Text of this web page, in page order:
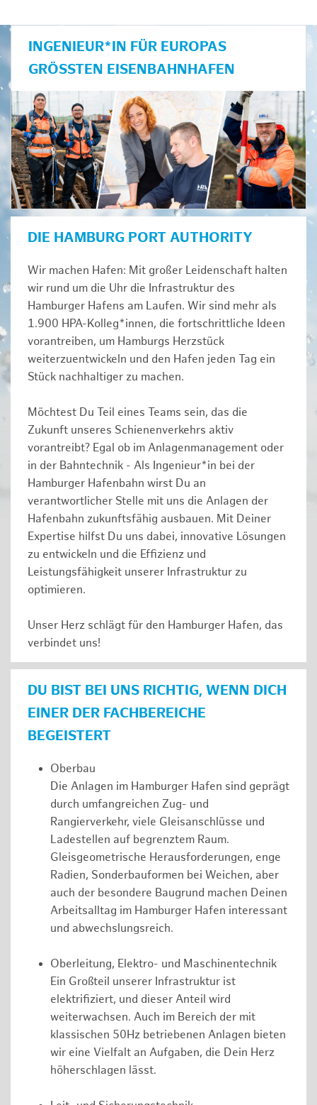
INGENIEUR*IN FÜR EUROPAS
GRÖSSTEN EISENBAHNHAFEN
DIE HAMBURG PORT AUTHORITY
Wir machen Hafen: Mit großer Leidenschaft halten
wir rund um die Uhr die Infrastruktur des
Hamburger Hafens am Laufen. Wir sind mehr als
1.900 HPA-Kolleg*innen, die fortschrittliche Ideen
vorantreiben, um Hamburgs Herzstück
weiterzuentwickeln und den Hafen jeden Tag ein
Stück nachhaltiger zu machen.
Möchtest Du Teil eines Teams sein, das die
Zukunft unseres Schienenverkehrs aktiv
vorantreibt? Egal ob im Anlagenmanagement oder
in der Bahntechnik - Als Ingenieur*in bei der
Hamburger Hafenbahn wirst Du an
verantwortlicher Stelle mit uns die Anlagen der
Hafenbahn zukunftsfähig ausbauen. Mit Deiner
Expertise hilfst Du uns dabei, innovative Lösungen
zu entwickeln und die Effizienz und
Leistungsfähigkeit unserer Infrastruktur zu
optimieren.
Unser Herz schlägt für den Hamburger Hafen, das
verbindet uns!
DU BIST BEI UNS RICHTIG, WENN DICH
EINER DER FACHBEREICHE
BEGEISTERT
Oberbau
Die Anlagen im Hamburger Hafen sind geprägt
durch umfangreichen Zug- und
Rangierverkehr, viele Gleisanschlüsse und
Ladestellen auf begrenztem Raum.
Gleisgeometrische Herausforderungen, enge
Radien, Sonderbauformen bei Weichen, aber
auch der besondere Baugrund machen Deinen
Arbeitsalltag im Hamburger Hafen interessant
und abwechslungsreich.
Oberleitung, Elektro- und Maschinentechnik
Ein Großteil unserer Infrastruktur ist
elektrifiziert, und dieser Anteil wird
weiterwachsen. Auch im Bereich der mit
klassischen 50Hz betriebenen Anlagen bieten
wir eine Vielfalt an Aufgaben, die Dein Herz
höherschlagen lässt.